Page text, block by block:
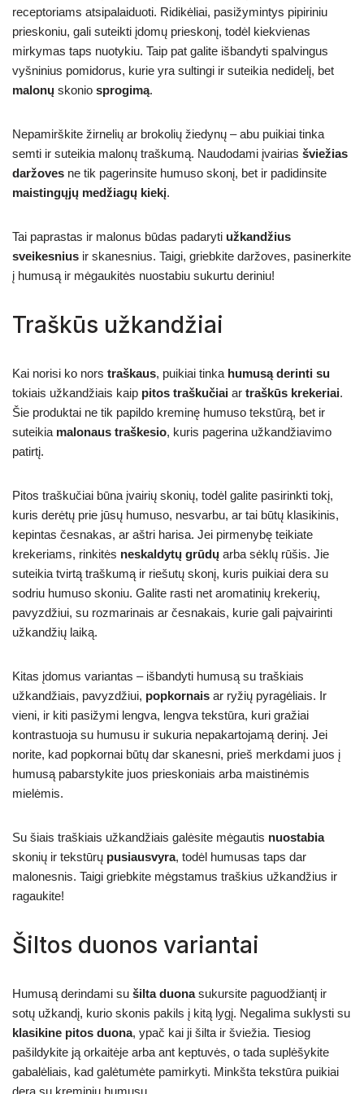
receptoriams atsipalaiduoti. Ridikėliai, pasižymintys pipiriniu
prieskoniu, gali suteikti įdomų prieskonį, todėl kiekvienas
mirkymas taps nuotykiu. Taip pat galite išbandyti spalvingus
vyšninius pomidorus, kurie yra sultingi ir suteikia nedidelį, bet
malonų skonio sprogimą.
Nepamirškite žirnelių ar brokolių žiedynų – abu puikiai tinka
semti ir suteikia malonų traškumą. Naudodami įvairias šviežias
daržoves ne tik pagerinsite humuso skonį, bet ir padidinsite
maistingųjų medžiagų kiekį.
Tai paprastas ir malonus būdas padaryti užkandžius
sveikesnius ir skanesnius. Taigi, griebkite daržoves, pasinerkite
į humusą ir mėgaukitės nuostabiu sukurtu deriniu!
Traškūs užkandžiai
Kai norisi ko nors traškaus, puikiai tinka humusą derinti su
tokiais užkandžiais kaip pitos traškučiai ar traškūs krekeriai.
Šie produktai ne tik papildo kreminę humuso tekstūrą, bet ir
suteikia malonaus traškesio, kuris pagerina užkandžiavimo
patirtį.
Pitos traškučiai būna įvairių skonių, todėl galite pasirinkti tokį,
kuris derėtų prie jūsų humuso, nesvarbu, ar tai būtų klasikinis,
kepintas česnakas, ar aštri harisa. Jei pirmenybę teikiate
krekeriams, rinkitės neskaldytų grūdų arba sėklų rūšis. Jie
suteikia tvirtą traškumą ir riešutų skonį, kuris puikiai dera su
sodriu humuso skoniu. Galite rasti net aromatinių krekerių,
pavyzdžiui, su rozmarinais ar česnakais, kurie gali paįvairinti
užkandžių laiką.
Kitas įdomus variantas – išbandyti humusą su traškiais
užkandžiais, pavyzdžiui, popkornais ar ryžių pyragėliais. Ir
vieni, ir kiti pasižymi lengva, lengva tekstūra, kuri gražiai
kontrastuoja su humusu ir sukuria nepakartojamą derinį. Jei
norite, kad popkornai būtų dar skanesni, prieš merkdami juos į
humusą pabarstykite juos prieskoniais arba maistinėmis
mielėmis.
Su šiais traškiais užkandžiais galėsite mėgautis nuostabia
skonių ir tekstūrų pusiausvyra, todėl humusas taps dar
malonesnis. Taigi griebkite mėgstamus traškius užkandžius ir
ragaukite!
Šiltos duonos variantai
Humusą derindami su šilta duonasukursite paguodžiantį ir
sotų užkandį, kurio skonis pakils į kitą lygį. Negalima suklysti su
klasikine pitos duona, ypač kai ji šilta ir šviežia. Tiesiog
pašildykite ją orkaitėje arba ant keptuvės, o tada suplėšykite
gabalėliais, kad galėtumėte pamirkyti. Minkšta tekstūra puikiai
dera su kreminiu humusu.